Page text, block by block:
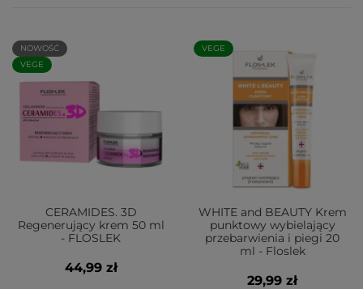
NOWOŚĆ
VEGE
CERAMIDES. 3D
Regenerujący krem 50 ml
- FLOSLEK
44,99 zł
VEGE
WHITE and BEAUTY Krem
punktowy wybielający
przebarwienia i piegi 20
ml - Floslek
29,99 zł